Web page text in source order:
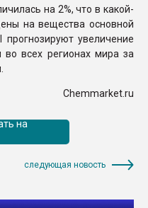
на 2%, что в какой-
на вещества основной
увеличение
всех регионах мира за
Chemmarket.ru
на
следующая новость